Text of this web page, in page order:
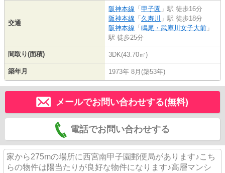
交通
阪神本線 「 甲子園 」駅 徒歩16分
阪神本線 「 久寿川 」駅 徒歩18分
阪神本線 「 鳴尾・武庫川女子大前 」
駅 徒歩25分
間取り(面積) 3DK(43.70㎡)
築年月 1973年 8月(築53年)
メールでお問い合わせする(無料)
電話でお問い合わせする
家から275mの場所に西宮南甲子園郵便局があります♪こち
らの物件は陽当たりが良好な物件になります♪高層マンシ